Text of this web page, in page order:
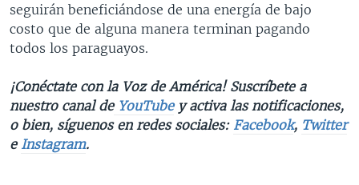
seguirán beneficiándose de una energía de bajo
costo que de alguna manera terminan pagando
todos los paraguayos.
¡Conéctate con la Voz de América! Suscríbete a
nuestro canal deYouTubey activa las notificaciones,
o bien, síguenos en redes sociales: Facebook, Twitter
e Instagram.